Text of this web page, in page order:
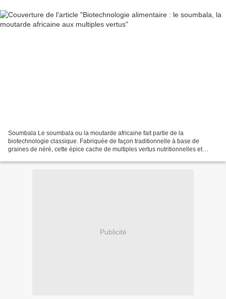
Soumbala Le soumbala ou la moutarde africaine fait partie de la
biotechnologie classique. Fabriquée de façon traditionnelle à base de
graines de néré, cette épice cache de multiples vertus nutritionnelles et
Publicité